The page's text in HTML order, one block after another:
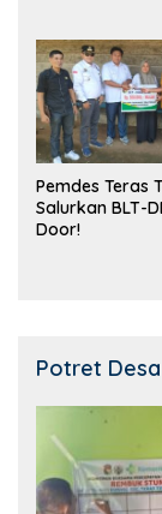
Pemdes Teras
Salurkan BLT-
Door!
Potret Desa